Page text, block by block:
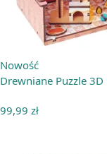
Nowość
Drewniane Puzzle
99,99 zł